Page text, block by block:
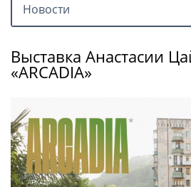
Новости
Выставка Анастасии
«ARCADIA»